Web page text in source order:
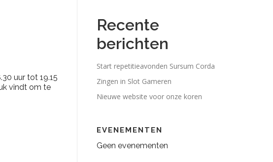
uur tot 19.15
vindt om te
Recente
berichten
Start repetitieavonden Sursum Corda
Zingen in Slot Gameren
Nieuwe website voor onze koren
EVENEMENTEN
Geen evenementen